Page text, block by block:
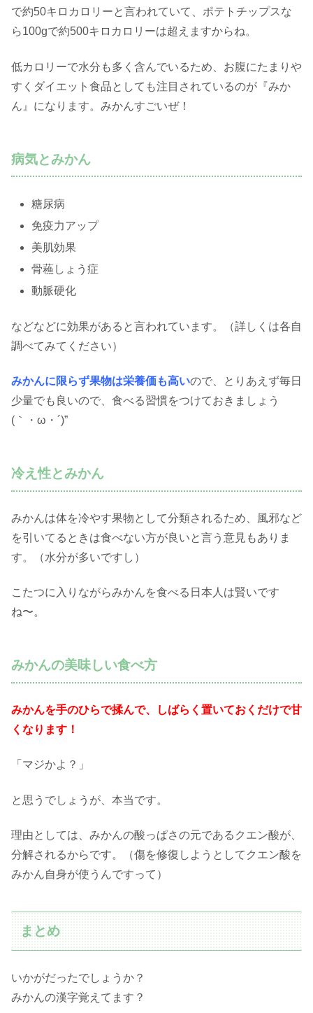
で約50キロカロリーと言われていて、ポテトチップスな
ら100gで約500キロカロリーは超えますからね。
低カロリーで水分も多く含んでいるため、お腹にたまりや
すくダイエット食品としても注目されているのが『みか
ん』になります。みかんすごいぜ！
病気とみかん
糖尿病
免疫力アップ
美肌効果
骨蘓しょう症
動脈硬化
などなどに効果があると言われています。（詳しくは各自
調べてみてください）
みかんに限らず果物は栄養価も高いので、とりあえず毎日
少量でも良いので、食べる習慣をつけておきましょう
(｀・ω・´)”
冷え性とみかん
みかんは体を冷やす果物として分類されるため、風邪など
を引いてるときは食べない方が良いと言う意見もありま
す。（水分が多いですし）
こたつに入りながらみかんを食べる日本人は賢いです
ね〜。
みかんの美味しい食べ方
みかんを手のひらで揉んで、しばらく置いておくだけで甘
くなります！
「マジかよ？」
と思うでしょうが、本当です。
理由としては、みかんの酸っぱさの元であるクエン酸が、
分解されるからです。（傷を修復しようとしてクエン酸を
みかん自身が使うんですって）
まとめ
いかがだったでしょうか？
みかんの漢字覚えてます？